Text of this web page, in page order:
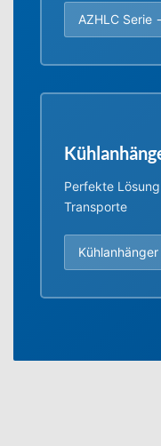
AZHLC Serie
Perfekte
Transporte